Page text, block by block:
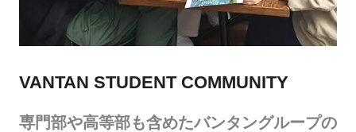
VANTAN STUDENT COMMUNITY
専門部や高等部も含めたバンタングループの